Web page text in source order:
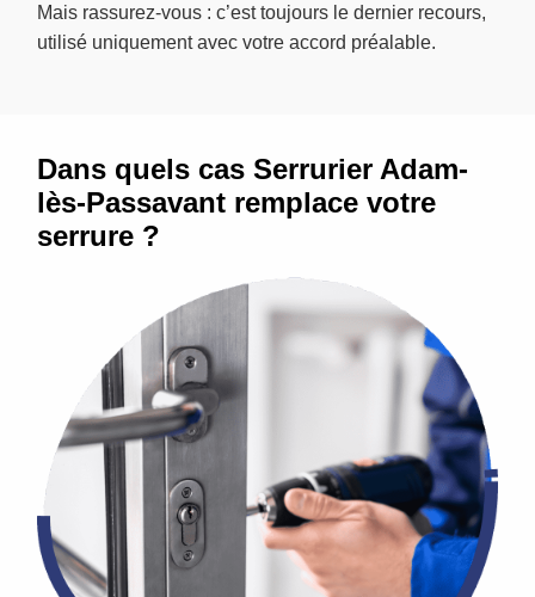
Mais rassurez-vous : c’est toujours le dernier recours,
utilisé uniquement avec votre accord préalable.
Dans quels cas Serrurier Adam-
lès-Passavant remplace votre
serrure ?